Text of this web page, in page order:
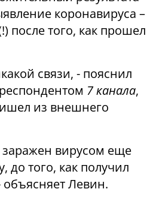
коронавируса –
после того, как прошел
связи, - пояснил
7 канала,
из внешнего
заражен вирусом еще
до того, как получил
объясняет Левин.